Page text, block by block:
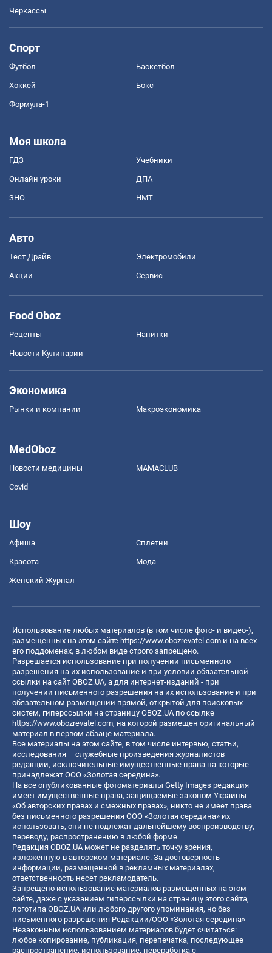
Черкассы
Спорт
Футбол Баскетбол
Хоккей Бокс
Формула-1
Моя школа
ГДЗ Учебники
Онлайн уроки ДПА
ЗНО НМТ
Авто
Тест Драйв Электромобили
Акции Сервис
Food Oboz
Рецепты Напитки
Новости Кулинарии
Экономика
Рынки и компании Mакроэкономика
MedOboz
Новости медицины MAMACLUB
Covid
Шоу
Афиша Сплетни
Красота Мода
Женский Журнал
Использование любых материалов (в том числе фото- и видео-),
размещенных на этом сайте https://www.obozrevatel.com и на всех
его поддоменах, в любом виде строго запрещено.
Разрешается использование при получении письменного
разрешения на их использование и при условии обязательной
ссылки на сайт OBOZ.UA, а для интернет-изданий - при
получении письменного разрешения на их использование и при
обязательном размещении прямой, открытой для поисковых
систем, гиперссылки на страницу OBOZ.UA по ссылке
https://www.obozrevatel.com, на которой размещен оригинальный
материал в первом абзаце материала.
Все материалы на этом сайте, в том числе интервью, статьи,
исследования – служебные произведения журналистов
редакции, исключительные имущественные права на которые
принадлежат ООО «Золотая середина».
На все опубликованные фотоматериалы Getty Images редакция
имеет имущественные права, защищаемые законом Украины
«Об авторских правах и смежных правах», никто не имеет права
без письменного разрешения ООО «Золотая середина» их
использовать, они не подлежат дальнейшему воспроизводству,
переводу, распространению в любой форме.
Редакция OBOZ.UA может не разделять точку зрения,
изложенную в авторском материале. За достоверность
информации, размещенной в рекламных материалах,
ответственность несет рекламодатель.
Запрещено использование материалов размещенных на этом
сайте, даже с указанием гиперссылки на страницу этого сайта,
логотипа OBOZ.UA или любого другого упоминания, но без
письменного разрешения Редакции/ООО «Золотая середина»
Незаконным использованием материалов будет считаться:
любое копирование, публикация, перепечатка, последующее
распространение, использование, переработка с